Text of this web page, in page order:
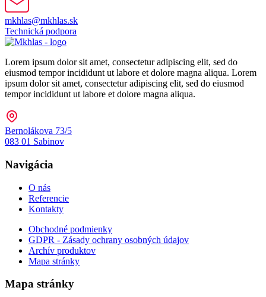
mkhlas@mkhlas.sk
Technická podpora
Lorem ipsum dolor sit amet, consectetur adipiscing elit, sed do
eiusmod tempor incididunt ut labore et dolore magna aliqua. Lorem
ipsum dolor sit amet, consectetur adipiscing elit, sed do eiusmod
tempor incididunt ut labore et dolore magna aliqua.
Bernolákova 73/5
083 01 Sabinov
Navigácia
O nás
Referencie
Kontakty
Obchodné podmienky
GDPR - Zásady ochrany osobných údajov
Archív produktov
Mapa stránky
Mapa stránky